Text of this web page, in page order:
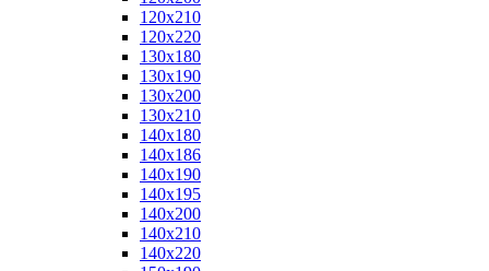
120x210
120x220
130x180
130x190
130x200
130x210
140x180
140x186
140x190
140x195
140x200
140x210
140x220